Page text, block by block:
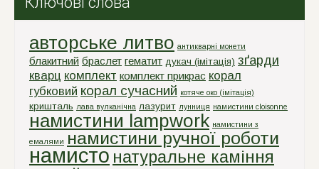
авторське литво антикварні монети
блакитний браслет гематит дукач (імітація) зґарди
кварц комплект комплект прикрас корал
губковий корал сучасний котяче око (імітація)
кришталь лава вулканічна лазурит лунниця намистини cloisonne
намистини lampwork намистини з
емалями намистини ручної роботи
намисто натуральне каміння